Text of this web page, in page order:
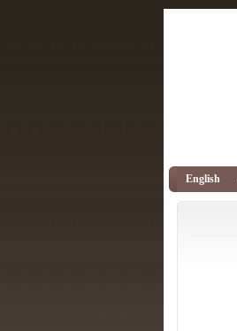
English